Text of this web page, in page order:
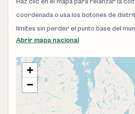
coordenada o usa los botones de
límites sin perder el punto base del
Abrir mapa nacional
+
−